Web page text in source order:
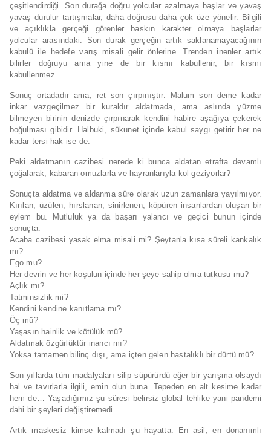
çeşitlendirdiği. Son durağa doğru yolcular azalmaya başlar ve yavaş
yavaş durulur tartışmalar, daha doğrusu daha çok öze yönelir. Bilgili
ve açıklıkla gerçeği görenler baskın karakter olmaya başlarlar
yolcular arasındaki. Son durak gerçeğin artık saklanamayacağının
kabulü ile hedefe varış misali gelir önlerine. Trenden inenler artık
bilirler doğruyu ama yine de bir kısmı kabullenir, bir kısmı
kabullenmez.
Sonuç ortadadır ama, ret son çırpınıştır. Malum son deme kadar
inkar vazgeçilmez bir kuraldır aldatmada, ama aslında yüzme
bilmeyen birinin denizde çırpınarak kendini habire aşağıya çekerek
boğulması gibidir. Halbuki, sükunet içinde kabul saygı getirir her ne
kadar tersi hak ise de.
Peki aldatmanın cazibesi nerede ki bunca aldatan etrafta devamlı
çoğalarak, kabaran omuzlarla ve hayranlarıyla kol geziyorlar?
Sonuçta aldatma ve aldanma süre olarak uzun zamanlara yayılmıyor.
Kırılan, üzülen, hırslanan, sinirlenen, köpüren insanlardan oluşan bir
eylem bu. Mutluluk ya da başarı yalancı ve geçici bunun içinde
sonuçta.
Acaba cazibesi yasak elma misali mi? Şeytanla kısa süreli kankalık
mı?
Ego mu?
Her devrin ve her koşulun içinde her şeye sahip olma tutkusu mu?
Açlık mı?
Tatminsizlik mi?
Kendini kendine kanıtlama mı?
Öç mü?
Yaşasın hainlik ve kötülük mü?
Aldatmak özgürlüktür inancı mı?
Yoksa tamamen bilinç dışı, ama içten gelen hastalıklı bir dürtü mü?
Son yıllarda tüm madalyaları silip süpürürdü eğer bir yarışma olsaydı
hal ve tavırlarla ilgili, emin olun buna. Tepeden en alt kesime kadar
hem de… Yaşadığımız şu süresi belirsiz global tehlike yani pandemi
dahi bir şeyleri değiştiremedi.
Artık maskesiz kimse kalmadı şu hayatta. En asil, en donanımlı